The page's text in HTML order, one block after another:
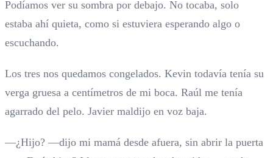
Podíamos ver su sombra por debajo. No tocaba, solo
estaba ahí quieta, como si estuviera esperando algo o
escuchando.
Los tres nos quedamos congelados. Kevin todavía tenía su
verga gruesa a centímetros de mi boca. Raúl me tenía
agarrado del pelo. Javier maldijo en voz baja.
—¿Hijo? —dijo mi mamá desde afuera, sin abrir la puerta